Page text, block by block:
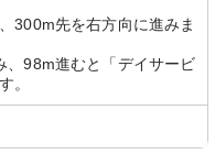
300m先を右方向に進みま
、98m進むと「デイサービ
。